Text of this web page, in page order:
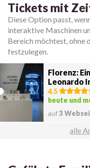
Tickets mit
Diese Option passt,
interaktive Maschinen
Bereich möchtest, ohne
festzulegen.
Florenz:
Leonardo
4.5
heute und
auf3
alle